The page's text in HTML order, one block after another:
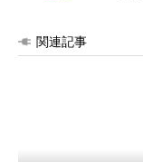
関連記事